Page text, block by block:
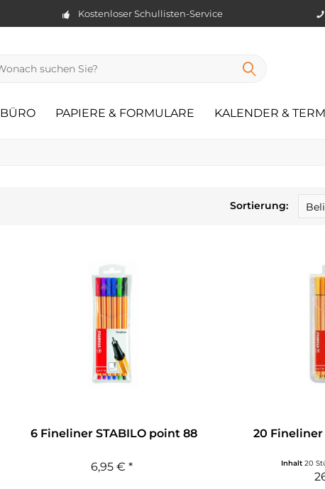
Kostenloser Schullisten-Service
BÜRO PAPIERE & FORMULARE KALENDER &
Sortierung:
6 Fineliner STABILO point 88
6,95 € *
20 Fineliner
Inhalt 20